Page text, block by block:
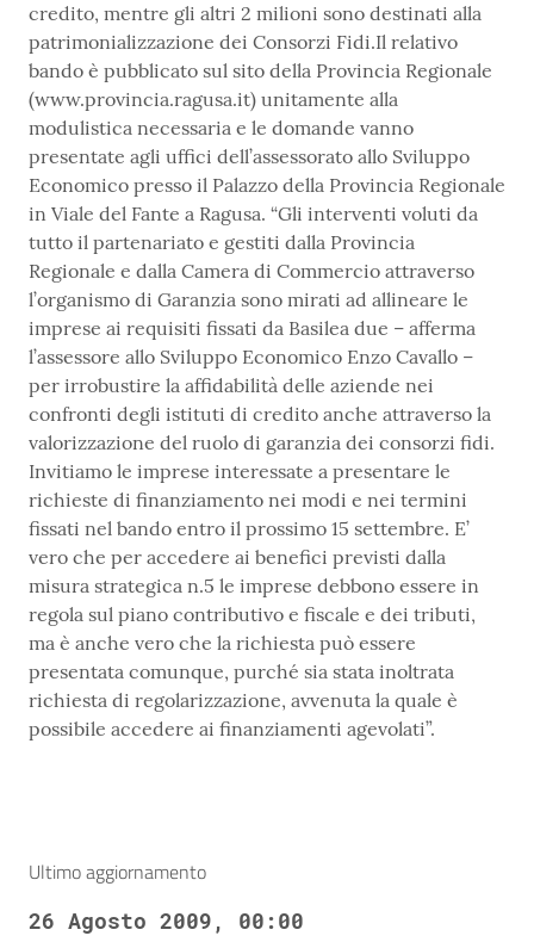
credito, mentre gli altri 2 milioni sono destinati alla
patrimonializzazione dei Consorzi Fidi.Il relativo
bando è pubblicato sul sito della Provincia Regionale
(www.provincia.ragusa.it) unitamente alla
modulistica necessaria e le domande vanno
presentate agli uffici dell’assessorato allo Sviluppo
Economico presso il Palazzo della Provincia Regionale
in Viale del Fante a Ragusa. “Gli interventi voluti da
tutto il partenariato e gestiti dalla Provincia
Regionale e dalla Camera di Commercio attraverso
l’organismo di Garanzia sono mirati ad allineare le
imprese ai requisiti fissati da Basilea due – afferma
l’assessore allo Sviluppo Economico Enzo Cavallo –
per irrobustire la affidabilità delle aziende nei
confronti degli istituti di credito anche attraverso la
valorizzazione del ruolo di garanzia dei consorzi fidi.
Invitiamo le imprese interessate a presentare le
richieste di finanziamento nei modi e nei termini
fissati nel bando entro il prossimo 15 settembre. E’
vero che per accedere ai benefici previsti dalla
misura strategica n.5 le imprese debbono essere in
regola sul piano contributivo e fiscale e dei tributi,
ma è anche vero che la richiesta può essere
presentata comunque, purché sia stata inoltrata
richiesta di regolarizzazione, avvenuta la quale è
possibile accedere ai finanziamenti agevolati”.
Ultimo aggiornamento
26 Agosto 2009, 00:00